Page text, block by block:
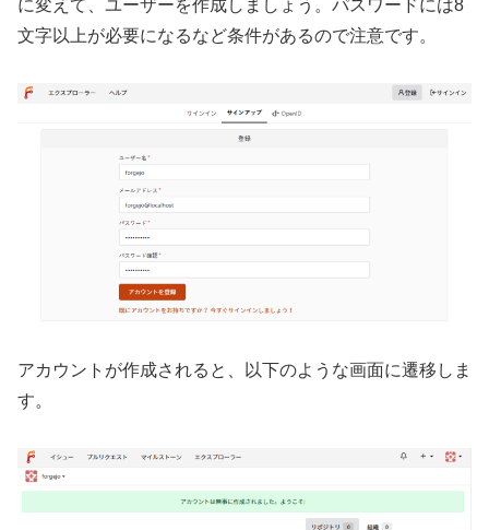
に変えて、ユーザーを作成しましょう。パスワードには8
文字以上が必要になるなど条件があるので注意です。
アカウントが作成されると、以下のような画面に遷移しま
す。